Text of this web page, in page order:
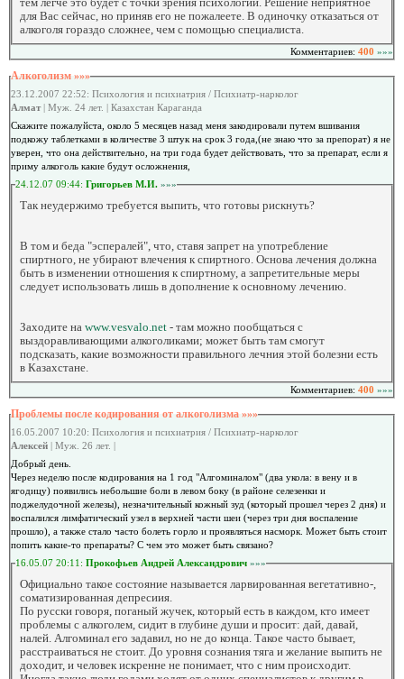
для Вас сейчас, но приняв его не пожалеете. В одиночку отказаться от
алкоголя гораздо сложнее, чем с помощью специалиста.
Комментариев: 400 »»»
Алкоголизм »»»
23.12.2007 22:52: Психология и психиатрия / Психиатр-нарколог
Алмат| Муж. 24 лет. | Казахстан Караганда
Скажите пожалуйста, около 5 месяцев назад меня закодировали путем вшивания
подкожу таблетками в количестве 3 штук на срок 3 года,(не знаю что за препорат) я не
уверен, что она действительно, на три года будет действовать, что за препарат, если я
приму алкоголь какие будут осложнения,
24.12.07 09:44: Григорьев М.И. »»»
Так неудержимо требуется выпить, что готовы рискнуть?
В том и беда "эспералей", что, ставя запрет на употребление
спиртного, не убирают влечения к спиртного. Основа лечения должна
быть в изменении отношения к спиртному, а запретительные меры
следует использовать лишь в дополнение к основному лечению.
Заходите на www.vesvalo.net - там можно пообщаться с
выздоравливающими алкоголиками; может быть там смогут
подсказать, какие возможности правильного лечния этой болезни есть
в Казахстане.
Комментариев: 400 »»»
Проблемы после кодирования от алкоголизма »»»
16.05.2007 10:20: Психология и психиатрия / Психиатр-нарколог
Алексей | Муж. 26 лет. |
Добрый день.
Через неделю после кодирования на 1 год "Алгоминалом" (два укола: в вену и в
ягодицу) появились небольшие боли в левом боку (в районе селезенки и
поджелудочной железы), незначительный кожный зуд (который прошел через 2 дня) и
воспалился лимфатический узел в верхней части шеи (через три дня воспаление
прошло), а также стало часто болеть горло и проявляться насморк. Может быть стоит
попить какие-то препараты? С чем это может быть связано?
16.05.07 20:11: Прокофьев Андрей Александрович »»»
Официально такое состояние называется ларвированная вегетативно-,
соматизированная депресиия.
По русски говоря, поганый жучек, который есть в каждом, кто имеет
проблемы с алкоголем, сидит в глубине души и просит: дай, давай,
налей. Алгоминал его задавил, но не до конца. Такое часто бывает,
расстраиваться не стоит. До уровня сознания тяга и желание выпить не
доходит, и человек искренне не понимает, что с ним происходит.